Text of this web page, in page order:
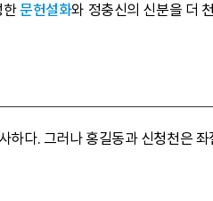
한문헌설화와 정충신의 신분을 더
다. 그러나 홍길동과 신청천은